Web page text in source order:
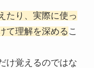
たり、実際に使っ
て理解を深める こ
け覚えるのではな